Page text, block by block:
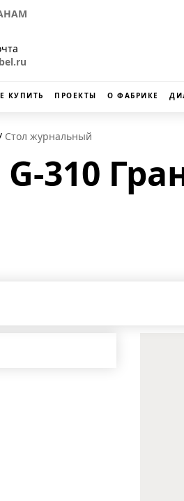
КУПИТЬ ПРОЕКТЫ О ФАБРИКЕ
Стол журнальный
310